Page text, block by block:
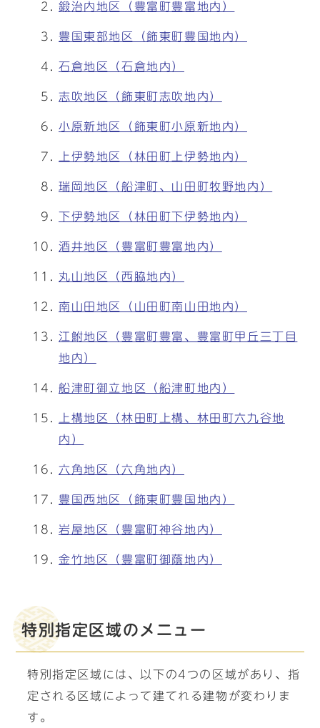
鍛治内地区（豊富町豊富地内）
豊国東部地区（飾東町豊国地内）
石倉地区（石倉地内）
志吹地区（飾東町志吹地内）
小原新地区（飾東町小原新地内）
上伊勢地区（林田町上伊勢地内）
瑞岡地区（船津町、山田町牧野地内）
下伊勢地区（林田町下伊勢地内）
酒井地区（豊富町豊富地内）
丸山地区（西脇地内）
南山田地区（山田町南山田地内）
江鮒地区（豊富町豊富、豊富町甲丘三丁目
地内）
船津町御立地区（船津町地内）
上構地区（林田町上構、林田町六九谷地
内）
六角地区（六角地内）
豊国西地区（飾東町豊国地内）
岩屋地区（豊富町神谷地内）
金竹地区（豊富町御蔭地内）
特別指定区域のメニュー
特別指定区域には、以下の4つの区域があり、指
定される区域によって建てれる建物が変わりま
す。